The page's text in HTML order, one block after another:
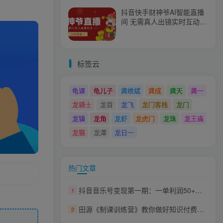
抖音快手财神爷AI智能直播
间 无需真人出镜实时互动
标签云
龟课 龟儿子 龚维斌 龚成 龚天
龚一
龙骑士
龙首 龙飞 龙门客栈
龙门
龙镇
龙角 龙虾 龙虎门 龙珠
龙王庙
龙猫
龙潭 龙日一
热门文章
1 抖音音乐号变现第一期：一单利润50+至100+简单月入过万
2
田源《制课训练营》教你做好知识付费与制作课程